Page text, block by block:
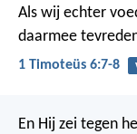
Als wij echter
daarmee
1 Timoteüs 6:7-8
En Hij zei tegen